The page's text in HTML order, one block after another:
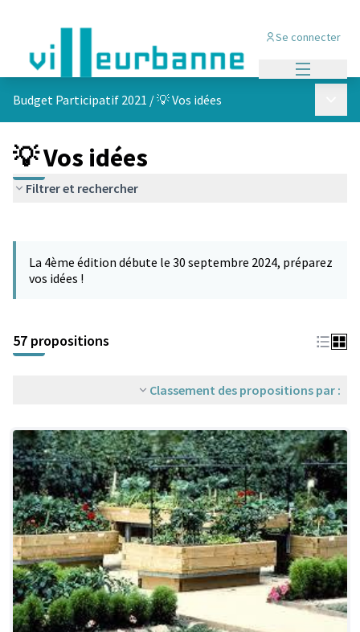
Se connecter
Budget Participatif 2021 /💡 Vos idées
💡 Vos idées
Filtrer et rechercher
La 4ème édition débute le 30 septembre 2024, préparez
vos idées !
57 propositions
Classement des propositions par :